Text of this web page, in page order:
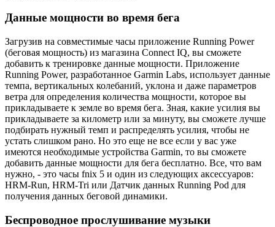
Данные мощности во время бега
Загрузив на совместимые часы приложение Running Power
(беговая мощность) из магазина Connect IQ, вы сможете
добавить к тренировке данные мощности. Приложение
Running Power, разработанное Garmin Labs, использует данные
темпа, вертикальных колебаний, уклона и даже параметров
ветра для определения количества мощности, которое вы
прикладываете к земле во время бега. Зная, какие усилия вы
прикладываете за километр или за минуту, вы сможете лучше
подбирать нужный темп и распределять усилия, чтобы не
устать слишком рано. Но это еще не все если у вас уже
имеются необходимые устройства Garmin, то вы сможете
добавить данные мощности для бега бесплатно. Все, что вам
нужно, - это часы fnix 5 и один из следующих аксессуаров:
HRM-Run, HRM-Tri или Датчик данных Running Pod для
получения данных беговой динамики.
Беспроводное прослушивание музыки